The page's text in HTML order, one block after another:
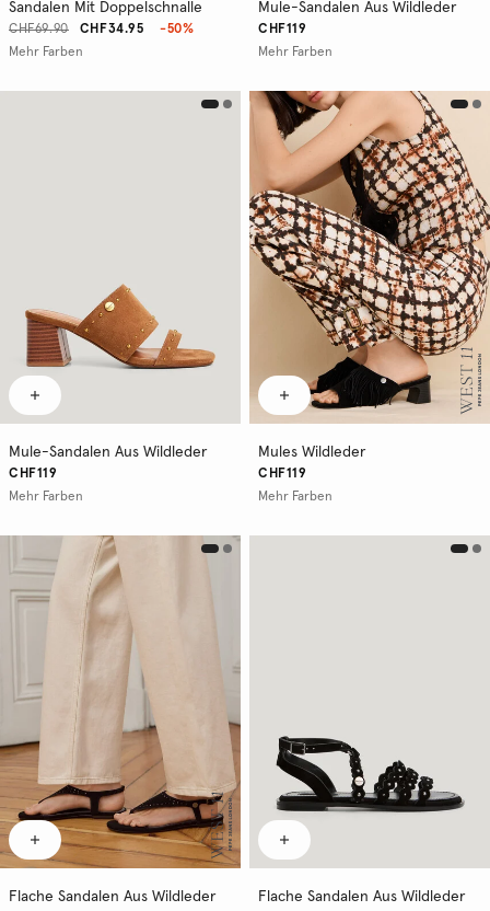
Sandalen Mit Doppelschnalle
CHF34.95
CHF69.90
-50%
Mehr Farben
Mule-Sandalen Aus Wildleder
CHF119
Mehr Farben
Mule-Sandalen Aus Wildleder
CHF119
Mehr Farben
Mules Wildleder
CHF119
Mehr Farben
Flache Sandalen Aus Wildleder Flache Sandalen Aus Wildleder